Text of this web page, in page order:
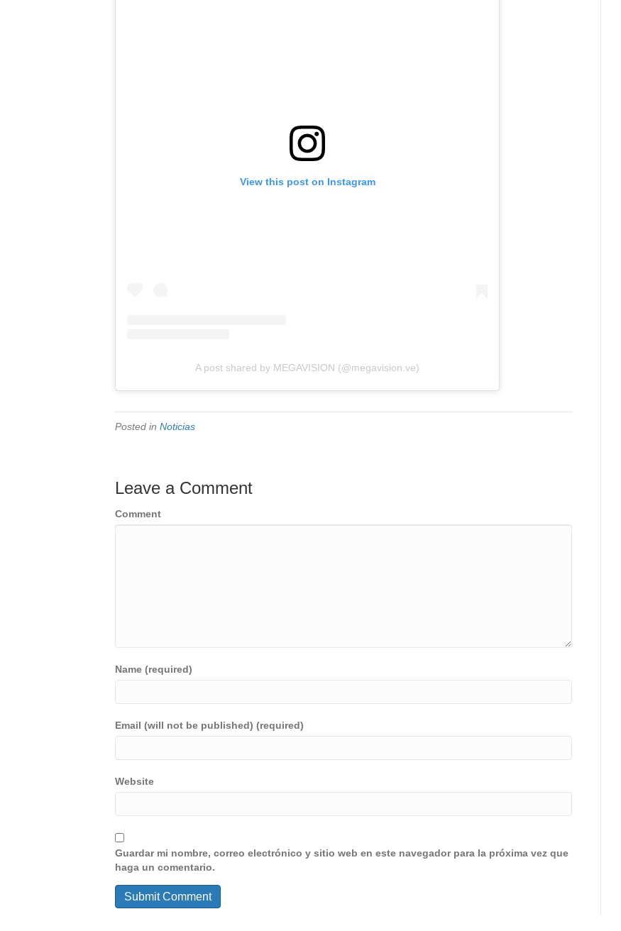
View this post on Instagram
A post shared by MEGAVISION (@megavision.ve)
Posted in Noticias
Leave a Comment
Comment
Name (required)
Email (will not be published) (required)
Website
Guardar mi nombre, correo electrónico y sitio web en este navegador para la próxima vez que
haga un comentario.